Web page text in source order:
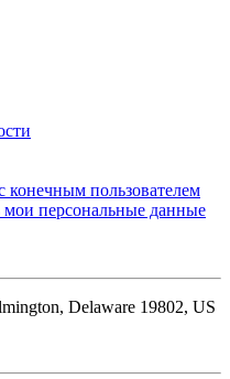
конечным пользователем
мои персональные данные
Delaware 19802, US